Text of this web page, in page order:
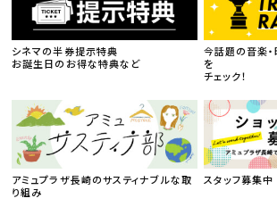
シネマの半券提示特典
お誕生日のお得な特典など
今話題の音楽
を
チェック！
アミュプラザ長崎のサスティナブルな取
り組み
スタッフ募集中